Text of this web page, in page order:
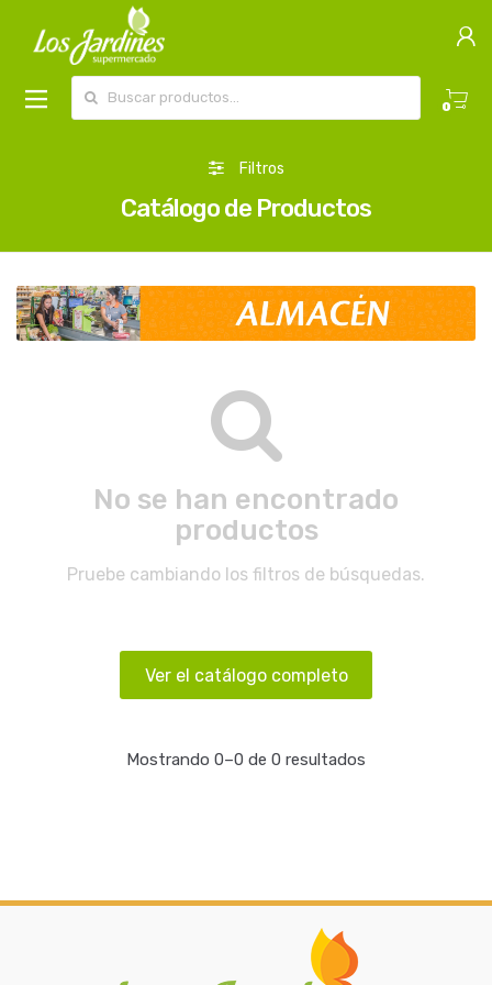
0
Filtros
Catálogo de Productos
No se han encontrado
productos
Pruebe cambiando los filtros de búsquedas.
Ver el catálogo completo
Mostrando 0–0 de 0 resultados